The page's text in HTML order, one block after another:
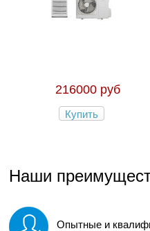
216000 руб
Купить
Наши
Опытные и